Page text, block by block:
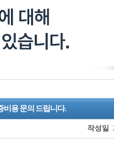
비용 문의 드립니다.
작성일